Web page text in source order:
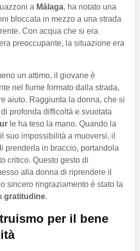
a Málaga, ha notato una
bloccata in mezzo a una strada
Con acqua che si era
preoccupante, la situazione era
un attimo, il giovane è
nel fiume formato dalla strada,
aiuto. Raggiunta la donna, che si
profonda difficoltà e svuotata
le ha teso la mano. Quando la
suo impossibilità a muoversi, il
prenderla in braccio, portandola
critico. Questo gesto di
alla donna di riprendere il
sincero ringraziamento è stato la
gratitudine.
per il bene